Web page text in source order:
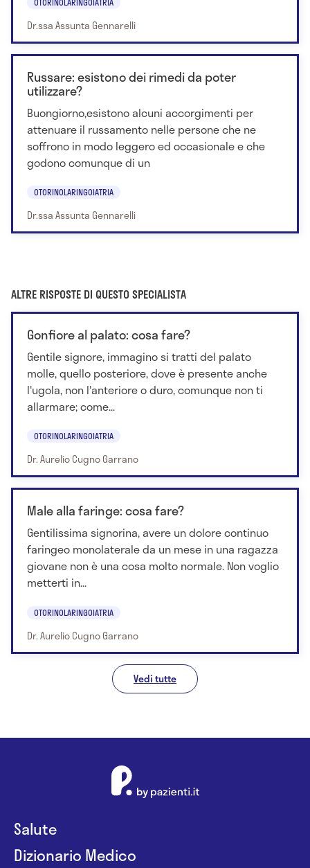
Dr.ssa Assunta Gennarelli
Russare: esistono dei rimedi da poter
utilizzare?
Buongiorno,esistono alcuni accorgimenti per
attenuare il russamento nelle persone che ne
soffrono in modo leggero ed occasionale e che
godono comunque di un
OTORINOLARINGOIATRIA
Dr.ssa Assunta Gennarelli
ALTRE RISPOSTE DI QUESTO SPECIALISTA
Gonfiore al palato: cosa fare?
Gentile signore, immagino si tratti del palato
molle, quello posteriore, dove è presente anche
l'ugola, non l'anteriore o duro, comunque non ti
allarmare; come...
OTORINOLARINGOIATRIA
Dr. Aurelio Cugno Garrano
Male alla faringe: cosa fare?
Gentilissima signorina, avere un dolore continuo
faringeo monolaterale da un mese in una ragazza
giovane non è una cosa molto normale. Non voglio
metterti in...
OTORINOLARINGOIATRIA
Dr. Aurelio Cugno Garrano
Vedi tutte
Salute
Dizionario Medico